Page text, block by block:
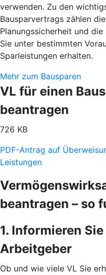
verwenden. Zu den
Bausparvertrags zählen
Planungssicherheit und
Sie unter bestimmten
Sparleistungen erhalten.
Mehr zum Bausparen
VL für einen
beantragen
726 KB
PDF-Antrag auf
Leistungen
beantragen – so
1. Informieren
Arbeitgeber
Ob und wie viele VL Sie